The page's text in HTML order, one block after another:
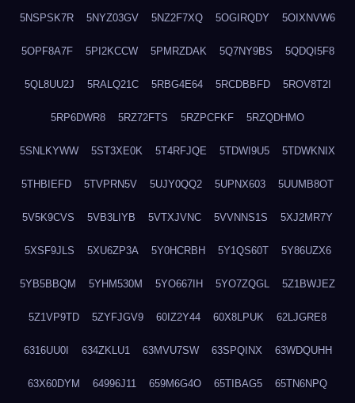
5NSPSK7R 5NYZ03GV 5NZ2F7XQ 5OGIRQDY 5OIXNVW6
5OPF8A7F 5PI2KCCW 5PMRZDAK 5Q7NY9BS 5QDQI5F8
5QL8UU2J 5RALQ21C 5RBG4E64 5RCDBBFD 5ROV8T2I
5RP6DWR8 5RZ72FTS 5RZPCFKF 5RZQDHMO
5SNLKYWW 5ST3XE0K 5T4RFJQE 5TDWI9U5 5TDWKNIX
5THBIEFD 5TVPRN5V 5UJY0QQ2 5UPNX603 5UUMB8OT
5V5K9CVS 5VB3LIYB 5VTXJVNC 5VVNNS1S 5XJ2MR7Y
5XSF9JLS 5XU6ZP3A 5Y0HCRBH 5Y1QS60T 5Y86UZX6
5YB5BBQM 5YHM530M 5YO667IH 5YO7ZQGL 5Z1BWJEZ
5Z1VP9TD 5ZYFJGV9 60IZ2Y44 60X8LPUK 62LJGRE8
6316UU0I 634ZKLU1 63MVU7SW 63SPQINX 63WDQUHH
63X60DYM 64996J11 659M6G4O 65TIBAG5 65TN6NPQ